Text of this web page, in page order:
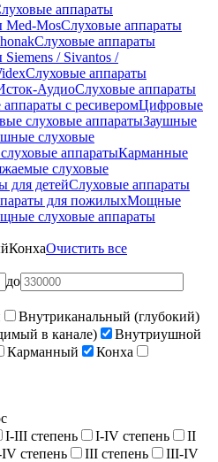
аппараты
Med-MosСлуховые аппараты
Слуховые аппараты
/ Sivantos /
Слуховые аппараты
АудиоСлуховые аппараты
с ресиверомЦифровые
слуховые аппаратыЗаушные
слуховые
аппаратыКарманные
слуховые
для детейСлуховые аппараты
для пожилыхМощные
слуховые аппараты
КонхаОчистить все
до
Внутриканальный (глубокий)
в канале)
Внутриушной
Карманный
Конха
I-III степень I-IV степень
II
степень III степень
III-IV